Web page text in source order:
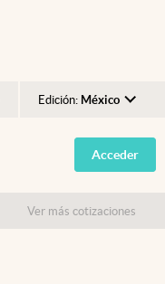
Edición: México
Argentina
España
USA
Acceder
Ver más cotizaciones